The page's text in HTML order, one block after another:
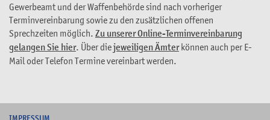
Gewerbeamt und der Waffenbehörde sind nach vorheriger
Terminvereinbarung sowie zu den zusätzlichen offenen
Sprechzeiten möglich. Zu unserer Online-Terminvereinbarung
gelangen Sie hier. Über diejeweiligen Ämterkönnen auch per E-
Mail oder Telefon Termine vereinbart werden.